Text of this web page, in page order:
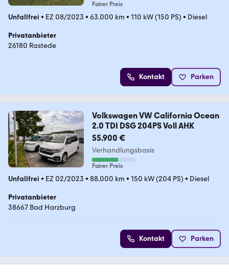
Fairer Preis
Unfallfrei • EZ 08/2023 • 63.000 km • 110 kW (150 PS) • Diesel
Privatanbieter
26180 Rastede
Kontakt Parken
Volkswagen VW California Ocean
2.0 TDI DSG 204PS Voll AHK
55.900 €
Verhandlungsbasis
Fairer Preis
Unfallfrei • EZ 02/2023 • 88.000 km • 150 kW (204 PS) • Diesel
Privatanbieter
38667 Bad Harzburg
Kontakt Parken